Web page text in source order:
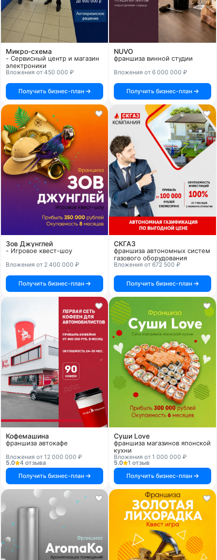
Микро-схема
- Сервисный центр и магазин
электроники
Вложения от 450 000 ₽
Получить бизнес-план
NUVO
франшиза винной студии
Вложения от 6 000 000 ₽
Получить бизнес-план
Зов Джунглей
- Игровое квест-шоу
Вложения от 2 400 000 ₽
Получить бизнес-план
СКГАЗ
франшиза автономных систем
газового оборудования
Вложения от 672 500 ₽
Получить бизнес-план
Кофемашина
франшиза автокафе
Вложения от 12 000 000 ₽
5.0
4 отзыва
Получить бизнес-план
Суши Love
франшиза магазинов японской
кухни
Вложения от 1 000 000 ₽
5.0
1 отзыв
Получить бизнес-план